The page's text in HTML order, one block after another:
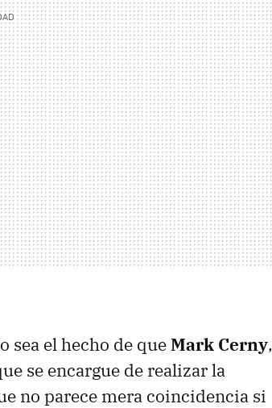
sea el hecho de queMark Cerny,
se encargue de realizar la
no parece mera coincidencia si